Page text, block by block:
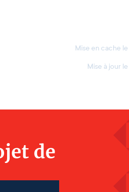
Mise en cache le
Mise à jour le
de